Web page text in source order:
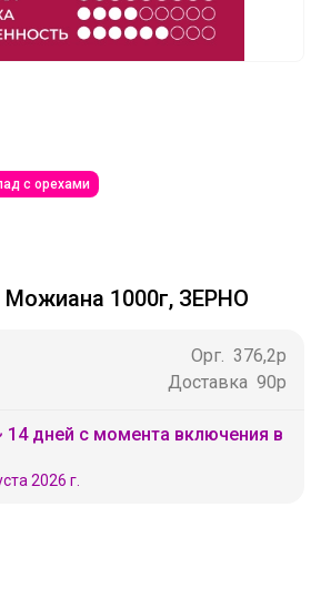
с орехами
Можиана 1000г, ЗЕРНО
Орг. 376,2р
Доставка 90р
14 дней с момента включения в
2026 г.